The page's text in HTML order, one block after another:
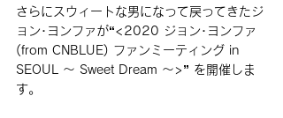
さらにスウィートな男になって戻ってきたジ
ョン･ヨンファが“<2020 ジョン･ヨンファ
(from CNBLUE) ファンミーティング in
SEOUL ～ Sweet Dream ～>” を開催しま
す。